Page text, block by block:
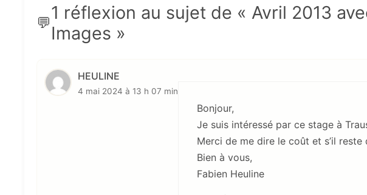
1 réflexion au sujet de « Avril 2013
Images »
HEULINE
4 mai 2024 à 13 h 07 min
Bonjour,
Je suis intéressé par ce stage à
Merci de me dire le coût et s’il reste
Bien à vous,
Fabien Heuline